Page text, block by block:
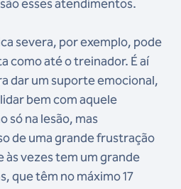
esses atendimentos.
severa, por exemplo, pode
como até o treinador. É aí
dar um suporte emocional,
bem com aquele
só na lesão, mas
de uma grande frustração
às vezes tem um grande
que têm no máximo 17